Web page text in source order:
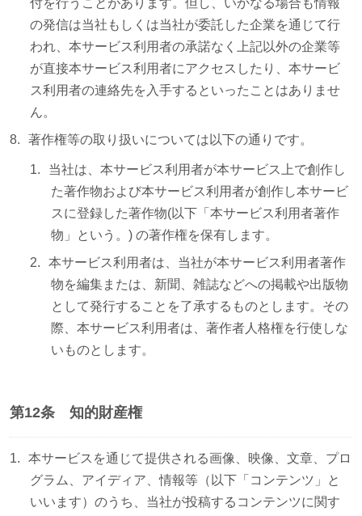
の発信は当社もしくは当社が委託した企業を通じて行
われ、本サービス利用者の承諾なく上記以外の企業等
が直接本サービス利用者にアクセスしたり、本サービ
ス利用者の連絡先を入手するといったことはありませ
ん。
著作権等の取り扱いについては以下の通りです。
当社は、本サービス利用者が本サービス上で創作し
た著作物および本サービス利用者が創作し本サービ
スに登録した著作物(以下「本サービス利用者著作
物」という。) の著作権を保有します。
本サービス利用者は、当社が本サービス利用者著作
物を編集または、新聞、雑誌などへの掲載や出版物
として発行することを了承するものとします。その
際、本サービス利用者は、著作者人格権を行使しな
いものとします。
第12条 知的財産権
本サービスを通じて提供される画像、映像、文章、プロ
グラム、アイディア、情報等（以下「コンテンツ」と
いいます）のうち、当社が投稿するコンテンツに関す